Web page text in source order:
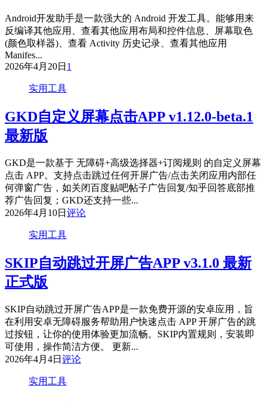
Android开发助手是一款强大的 Android 开发工具。能够用来
反编译其他应用、查看其他应用布局和控件信息、屏幕取色
(颜色取样器)、查看 Activity 历史记录、查看其他应用
Manifes...
2026年4月20日 1
实用工具
GKD自定义屏幕点击APP v1.12.0-beta.1
最新版
GKD是一款基于 无障碍+高级选择器+订阅规则 的自定义屏幕
点击 APP。支持点击跳过任何开屏广告/点击关闭应用内部任
何弹窗广告，如关闭百度贴吧帖子广告回复/知乎回答底部推
荐广告回复；GKD还支持一些...
2026年4月10日 评论
实用工具
SKIP自动跳过开屏广告APP v3.1.0 最新
正式版
SKIP自动跳过开屏广告APP是一款免费开源的安卓应用，旨
在利用安卓无障碍服务帮助用户快速点击 APP 开屏广告的跳
过按钮，让你的使用体验更加流畅。SKIP内置规则，安装即
可使用，操作简洁方便。 更新...
2026年4月4日 评论
实用工具